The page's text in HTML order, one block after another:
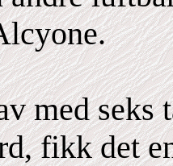
med seks
fikk det